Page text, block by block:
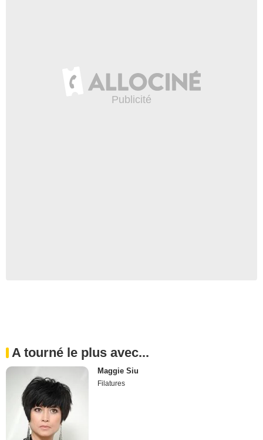
A tourné le plus avec...
Maggie Siu
Filatures